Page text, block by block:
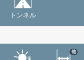
トンネル
他